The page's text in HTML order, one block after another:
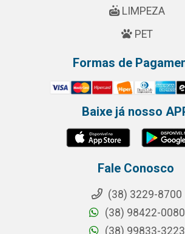
LIMPEZA
PET
Formas de
Baixe já nosso
Fale Conosco
(38) 3229-8700
(38) 98422-0080
(38) 99833-3223